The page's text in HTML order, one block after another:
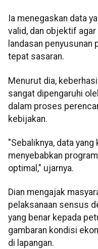
Ia menegaskan data
valid, dan objektif
landasan penyusunan
tepat sasaran.
Menurut dia,
sangat dipengaruhi
dalam proses
kebijakan.
"Sebaliknya, data
menyebabkan
optimal," ujarnya.
Dian mengajak
pelaksanaan sensus
yang benar kepada
gambaran kondisi
di lapangan.